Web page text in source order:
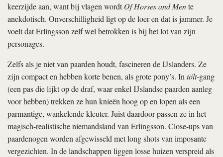
keerzijde aan, want bij vlagen wordtOf Horses and Mente
anekdotisch. Onverschilligheid ligt op de loer en dat is jammer. Je
voelt dat Erlingsson zelf wel betrokken is bij het lot van zijn
personages.
Zelfs als je niet van paarden houdt, fascineren de IJslanders. Ze
zijn compact en hebben korte benen, als grote pony’s. Intölt-gang
(een pas die lijkt op de draf, waar enkel IJslandse paarden aanleg
voor hebben) trekken ze hun knieën hoog op en lopen als een
parmantige, wankelende kleuter. Juist daardoor passen ze in het
magisch-realistische niemandsland van Erlingsson. Close-ups van
paardenogen worden afgewisseld met long shots van imposante
vergezichten. In de landschappen liggen losse huizen verspreid als